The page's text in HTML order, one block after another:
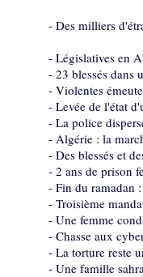
- Des milliers
- Législatives en
- 23 blessés dans
- Violentes
- Levée de l'état
- La police
- Algérie : la
- Des blessés et
- 2 ans de prison
- Fin du ramadan
- Troisième
- Une femme
- Chasse aux
- La torture reste
- Une famille